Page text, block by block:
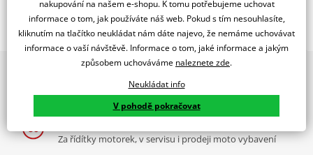
Popis a parametry
Jsme autorizovaný
dealer značky RDMOTO
Yamaha BT 1100 Bulldog
Padací rámy RDMOTO nabízí maximální ochranu Vašeho
Vyráběné z kvalitního materiálu.
"Testováno zákazníky"
2x multibrand showroom
9 značek motocyklů, servis, oblečení, doplňky i náhradní
díly, to vše v Praze a Liberci
Za řídítky motorek, v servisu i prodeji moto vybavení
nakupování na našem e-shopu. K tomu potřebujeme uchovat
informace o tom, jak používáte náš web. Pokud s tím nesouhlasíte,
kliknutím na tlačítko neukládat nám dáte najevo, že nemáme uchovávat
informace o vaší návštěvě. Informace o tom, jaké informace a jakým
způsobem uchováváme naleznete zde.
Neukládat info
V pohodě pokračovat